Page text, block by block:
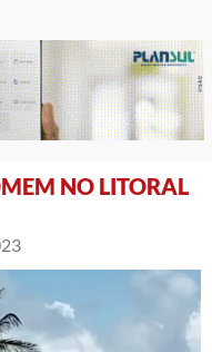
NO LITORAL